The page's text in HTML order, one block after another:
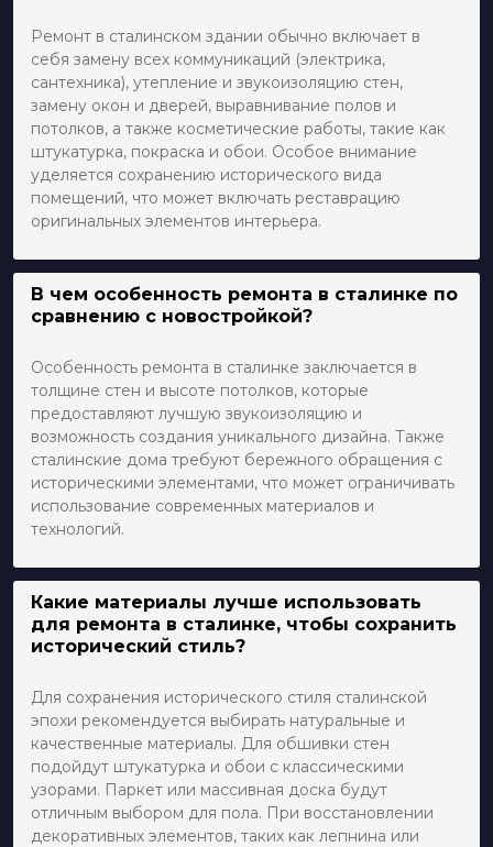
Ремонт в сталинском здании обычно включает в
себя замену всех коммуникаций (электрика,
сантехника), утепление и звукоизоляцию стен,
замену окон и дверей, выравнивание полов и
потолков, а также косметические работы, такие как
штукатурка, покраска и обои. Особое внимание
уделяется сохранению исторического вида
помещений, что может включать реставрацию
оригинальных элементов интерьера.
В чем особенность ремонта в сталинке по
сравнению с новостройкой?
Особенность ремонта в сталинке заключается в
толщине стен и высоте потолков, которые
предоставляют лучшую звукоизоляцию и
возможность создания уникального дизайна. Также
сталинские дома требуют бережного обращения с
историческими элементами, что может ограничивать
использование современных материалов и
технологий.
Какие материалы лучше использовать
для ремонта в сталинке, чтобы сохранить
исторический стиль?
Для сохранения исторического стиля сталинской
эпохи рекомендуется выбирать натуральные и
качественные материалы. Для обшивки стен
подойдут штукатурка и обои с классическими
узорами. Паркет или массивная доска будут
отличным выбором для пола. При восстановлении
декоративных элементов, таких как лепнина или